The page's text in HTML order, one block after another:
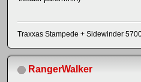
Traxxas Stampede + Sidewinder
RangerWalker